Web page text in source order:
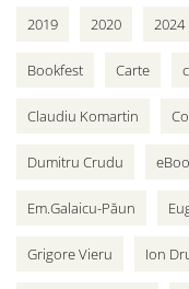
2019 2020 2024
Bookfest Carte
Claudiu Komartin
Dumitru Crudu
Em.Galaicu-Păun
Grigore Vieru Ion